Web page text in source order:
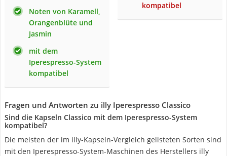
Noten von Karamell,
Orangenblüte und
Jasmin
mit dem
Iperespresso-System
kompatibel
kompatibel
Fragen und Antworten zu illy Iperespresso Classico
Sind die Kapseln Classico mit dem Iperespresso-System
kompatibel?
Die meisten der im illy-Kapseln-Vergleich gelisteten Sorten sind
mit den Iperespresso-System-Maschinen des Herstellers illy